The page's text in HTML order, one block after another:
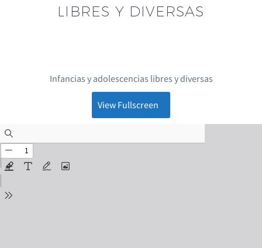
LIBRES Y DIVERSAS
Infancias y adolescencias libres y diversas
View Fullscreen